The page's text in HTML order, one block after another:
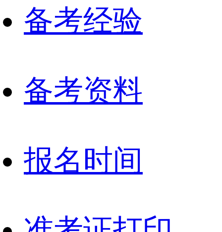
备考经验
备考资料
报名时间